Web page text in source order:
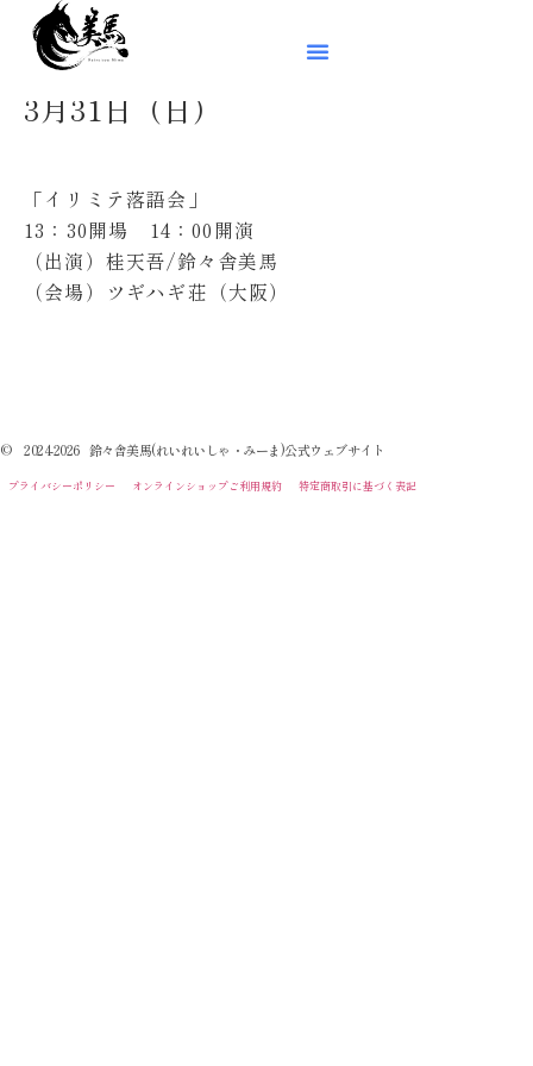
3月31日（日）
「イリミテ落語会」
13：30開場 14：00開演
（出演）桂天吾/鈴々舎美馬
（会場）ツギハギ荘（大阪）
© 2024-2026 鈴々舎美馬(れいれいしゃ・みーま)公式ウェブサイト
プライバシーポリシー オンラインショップご利用規約 特定商取引に基づく表記